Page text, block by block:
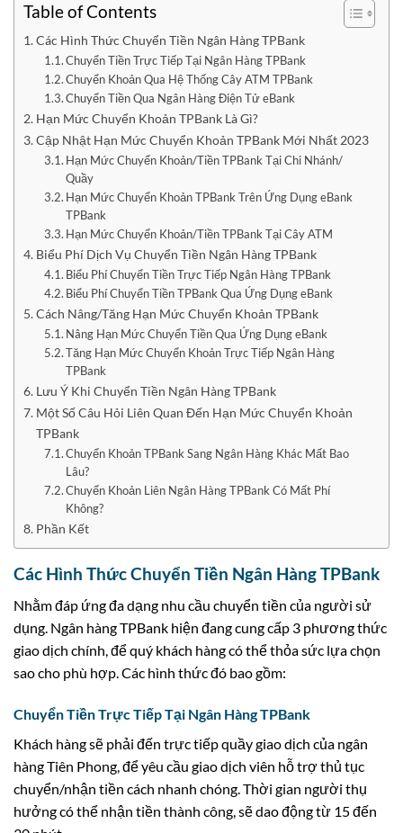
Table of Contents
Các Hình Thức Chuyển Tiền Ngân Hàng TPBank
Chuyển Tiền Trực Tiếp Tại Ngân Hàng TPBank
Chuyển Khoản Qua Hệ Thống Cây ATM TPBank
Chuyển Tiền Qua Ngân Hàng Điện Tử eBank
Hạn Mức Chuyển Khoản TPBank Là Gì?
Cập Nhật Hạn Mức Chuyển Khoản TPBank Mới Nhất 2023
Hạn Mức Chuyển Khoản/Tiền TPBank Tại Chi Nhánh/
Quầy
Hạn Mức Chuyển Khoản TPBank Trên Ứng Dụng eBank
TPBank
Hạn Mức Chuyển Khoản/Tiền TPBank Tại Cây ATM
Biểu Phí Dịch Vụ Chuyển Tiền Ngân Hàng TPBank
Biểu Phí Chuyển Tiền Trực Tiếp Ngân Hàng TPBank
Biểu Phí Chuyển Tiền TPBank Qua Ứng Dụng eBank
Cách Nâng/Tăng Hạn Mức Chuyển Khoản TPBank
Nâng Hạn Mức Chuyển Tiền Qua Ứng Dụng eBank
Tăng Hạn Mức Chuyển Khoản Trực Tiếp Ngân Hàng
TPBank
Lưu Ý Khi Chuyển Tiền Ngân Hàng TPBank
Một Số Câu Hỏi Liên Quan Đến Hạn Mức Chuyển Khoản
TPBank
Chuyển Khoản TPBank Sang Ngân Hàng Khác Mất Bao
Lâu?
Chuyển Khoản Liên Ngân Hàng TPBank Có Mất Phí
Không?
Phần Kết
Các Hình Thức Chuyển Tiền Ngân Hàng TPBank
Nhằm đáp ứng đa dạng nhu cầu chuyển tiền của người sử
dụng. Ngân hàng TPBank hiện đang cung cấp 3 phương thức
giao dịch chính, để quý khách hàng có thể thỏa sức lựa chọn
sao cho phù hợp. Các hình thức đó bao gồm:
Chuyển Tiền Trực Tiếp Tại Ngân Hàng TPBank
Khách hàng sẽ phải đến trực tiếp quầy giao dịch của ngân
hàng Tiên Phong, để yêu cầu giao dịch viên hỗ trợ thủ tục
chuyển/nhận tiền cách nhanh chóng. Thời gian người thụ
hưởng có thể nhận tiền thành công, sẽ dao động từ 15 đến